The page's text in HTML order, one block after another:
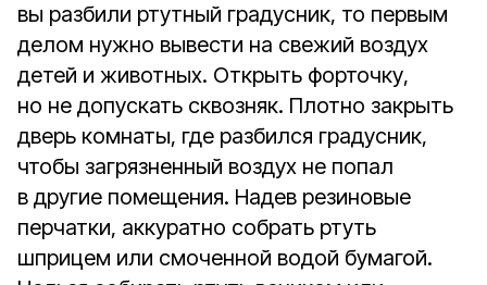
вы разбили ртутный градусник, то первым
делом нужно вывести на свежий воздух
детей и животных. Открыть форточку,
но не допускать сквозняк. Плотно закрыть
дверь комнаты, где разбился градусник,
чтобы загрязненный воздух не попал
в другие помещения. Надев резиновые
перчатки, аккуратно собрать ртуть
шприцем или смоченной водой бумагой.